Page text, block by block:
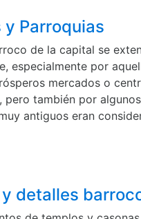
y Parroquias
de la capital se
especialmente por
mercados o
pero también por
antiguos eran
detalles